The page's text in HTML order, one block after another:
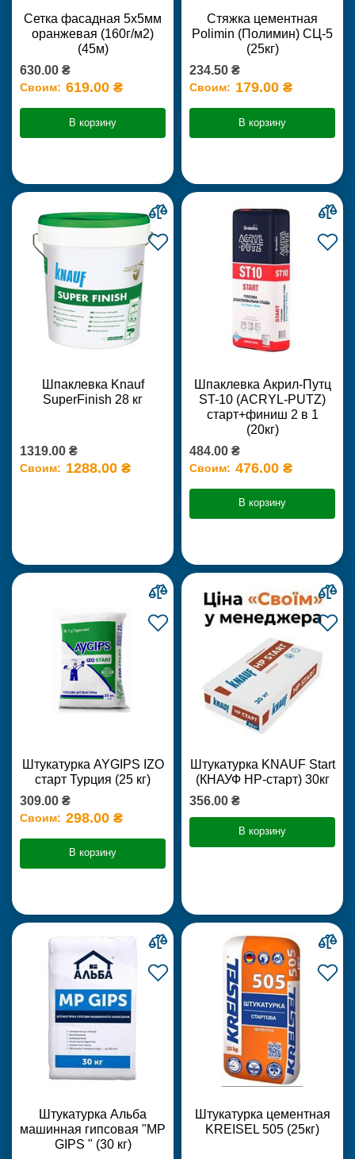
Сетка фасадная 5х5мм
оранжевая (160г/м2)
(45м)
630.00 ₴
Своим: 619.00 ₴
В корзину
Стяжка цементная
Polimin (Полимин) СЦ-5
(25кг)
234.50 ₴
Своим: 179.00 ₴
В корзину
Шпаклевка Knauf
SuperFinish 28 кг
1319.00 ₴
Своим: 1288.00 ₴
Шпаклевка Акрил-Путц
ST-10 (ACRYL-PUTZ)
старт+финиш 2 в 1
(20кг)
484.00 ₴
Своим: 476.00 ₴
В корзину
Штукатурка AYGIPS IZO
старт Турция (25 кг)
309.00 ₴
Своим: 298.00 ₴
В корзину
Штукатурка KNAUF Start
(КНАУФ НР-старт) 30кг
356.00 ₴
В корзину
Штукатурка Альба
машинная гипсовая "MP
GIPS " (30 кг)
Штукатурка цементная
KREISEL 505 (25кг)